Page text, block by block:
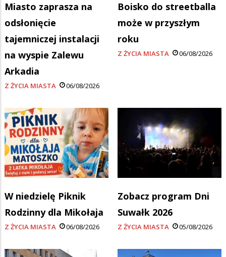
Miasto zaprasza na
odsłonięcie
tajemniczej instalacji
na wyspie Zalewu
Arkadia
Z ŻYCIA MIASTA 06/08/2026
Boisko do streetballa
może w przyszłym
roku
Z ŻYCIA MIASTA 06/08/2026
W niedzielę Piknik
Rodzinny dla Mikołaja
Z ŻYCIA MIASTA 06/08/2026
Zobacz program Dni
Suwałk 2026
Z ŻYCIA MIASTA 05/08/2026